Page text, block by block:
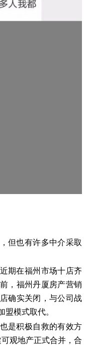
但也有许多中介采取
期在福州市场十店齐
，福州丹厦房产营销
确实关闭，与公司战
盟模式取代。
是积极自救的有效方
观地产正式合并，合